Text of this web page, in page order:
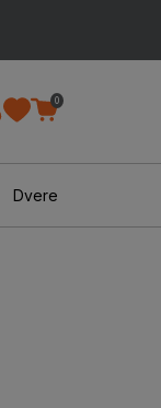
0
Dvere